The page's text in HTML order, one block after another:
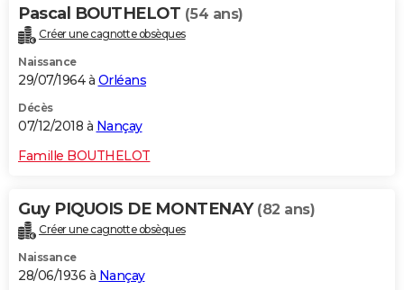
Pascal BOUTHELOT (54 ans)
Créer une cagnotte obsèques
Naissance
29/07/1964 à Orléans
Décès
07/12/2018 à Nançay
Famille BOUTHELOT
Guy PIQUOIS DE MONTENAY (82 ans)
Créer une cagnotte obsèques
Naissance
28/06/1936 à Nançay